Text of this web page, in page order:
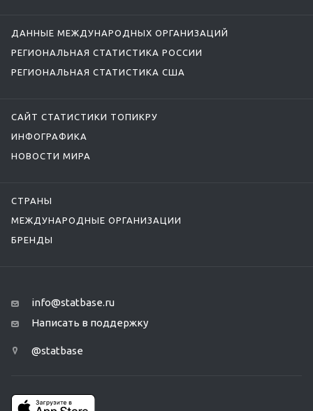
ДАННЫЕ МЕЖДУНАРОДНЫХ ОРГАНИЗАЦИЙ
РЕГИОНАЛЬНАЯ СТАТИСТИКА РОССИИ
РЕГИОНАЛЬНАЯ СТАТИСТИКА США
САЙТ СТАТИСТИКИ ТОПИКРУ
ИНФОГРАФИКА
НОВОСТИ МИРА
СТРАНЫ
МЕЖДУНАРОДНЫЕ ОРГАНИЗАЦИИ
БРЕНДЫ
info@statbase.ru
Написать в поддержку
@statbase